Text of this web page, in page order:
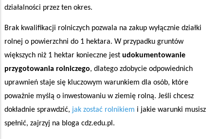
działalności przez ten okres.
Brak kwalifikacji rolniczych pozwala na zakup wyłącznie działki
rolnej o powierzchni do 1 hektara. W przypadku gruntów
większych niż 1 hektar konieczne jest udokumentowanie
przygotowania rolniczego, dlatego zdobycie odpowiednich
uprawnień staje się kluczowym warunkiem dla osób, które
poważnie myślą o inwestowaniu w ziemię rolną. Jeśli chcesz
dokładnie sprawdzić, jak zostać rolnikiem i jakie warunki musisz
spełnić, zajrzyj na bloga cdz.edu.pl.